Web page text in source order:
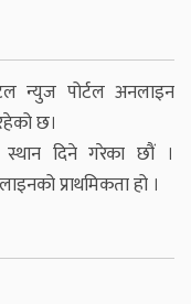
न्युज पोर्टल अनलाइन
छ।
दिने गरेका छौं ।
प्राथमिकता हो ।